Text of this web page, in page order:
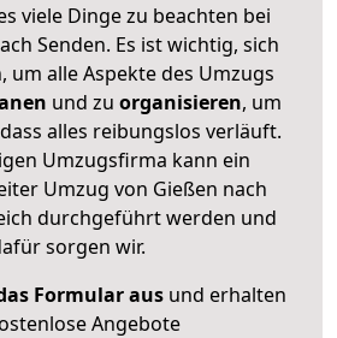
viele Dinge zu beachten bei
Senden. Es ist wichtig, sich
um alle Aspekte des Umzugs
und zu organisieren, um
alles reibungslos verläuft.
Umzugsfirma kann ein
Umzug von Gießen nach
durchgeführt werden und
sorgen wir.
Formular ausund erhalten
Angebote